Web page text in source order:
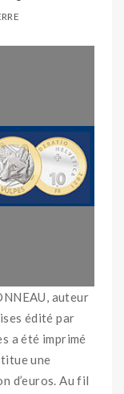
auteur
édité par
a été imprimé
une
d’euros. Au fil